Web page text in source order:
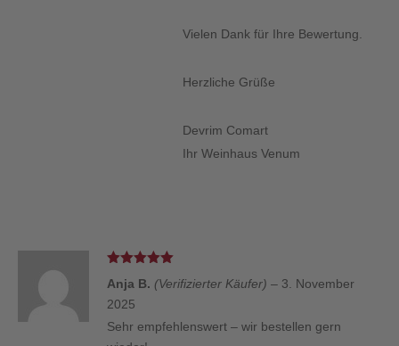
Vielen Dank für Ihre Bewertung.
Herzliche Grüße
Devrim Comart
Ihr Weinhaus Venum
mit5 von 5
Anja B. (Verifizierter Käufer) – 3. November
2025
Sehr empfehlenswert – wir bestellen gern